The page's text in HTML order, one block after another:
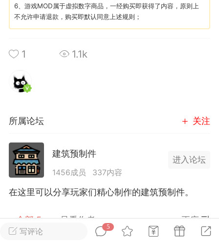
MOD下载 攻略教程 联机招募
大人
卖挂
禁止发布联机可用的作弊模组，
单机辅助引流私下售卖服务器外挂！
作弊模组在联机服务器使用,为了维护游
模组的发布行为：1. *...
72 2.21w
大人
Lv.8
写评论
5
6、游戏MOD属于虚拟数字商品，一经购买即获得了内容，原则上
不允许申请退款，购买即默认同意上述规则；
1 1.1k
所属论坛 关注
建筑预制件
1456成员 337内容
进入论坛
在这里可以分享玩家们精心制作的建筑预制件。
全部 5 只看作者 正序